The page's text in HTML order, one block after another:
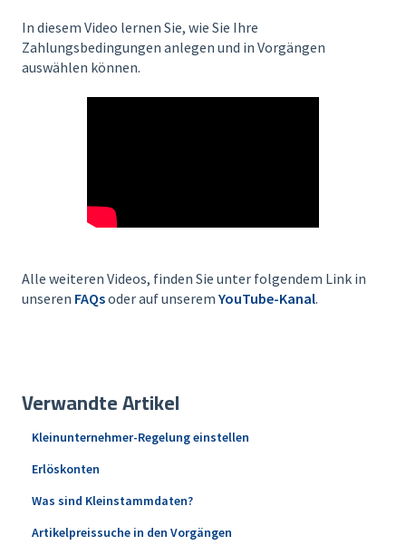
In diesem Video lernen Sie, wie Sie Ihre
Zahlungsbedingungen anlegen und in Vorgängen
auswählen können.
Alle weiteren Videos, finden Sie unter folgendem Link in
unseren FAQsoder auf unserem YouTube-Kanal.
Verwandte Artikel
Kleinunternehmer-Regelung einstellen
Erlöskonten
Was sind Kleinstammdaten?
Artikelpreissuche in den Vorgängen